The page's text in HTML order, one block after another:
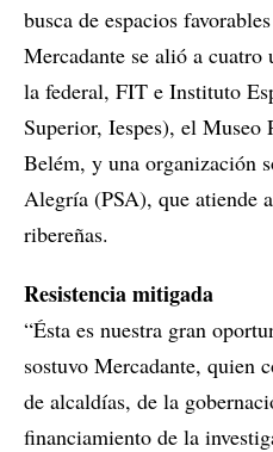
busca de espacios
Mercadante se alió a cuatro
la federal, FIT e Instituto
Superior, Iespes), el Museo
Belém, y una organización
Alegría (PSA), que atiende
ribereñas.
Resistencia mitigada
“Ésta es nuestra gran
sostuvo Mercadante, quien
de alcaldías, de la
financiamiento de la